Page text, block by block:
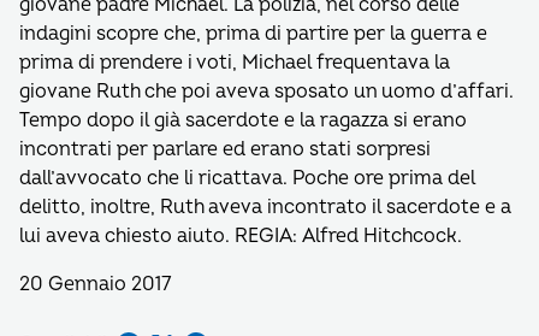
giovane padre Michael. La polizia, nel corso delle
indagini scopre che, prima di partire per la guerra e
prima di prendere i voti, Michael frequentava la
giovane Ruth che poi aveva sposato un uomo d’affari.
Tempo dopo il già sacerdote e la ragazza si erano
incontrati per parlare ed erano stati sorpresi
dall’avvocato che li ricattava. Poche ore prima del
delitto, inoltre, Ruth aveva incontrato il sacerdote e a
lui aveva chiesto aiuto. REGIA: Alfred Hitchcock.
20 Gennaio 2017